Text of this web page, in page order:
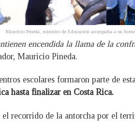
Mauricio Pineda, ministro de Educación acompaña a su
encendida la llama de la
Mauricio Pineda.
escolares formaron parte de
hasta finalizar en Costa Rica.
el recorrido de la antorcha por el